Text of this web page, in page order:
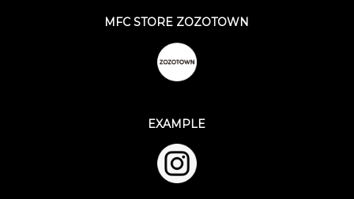
MFC STORE ZOZOTOWN
EXAMPLE